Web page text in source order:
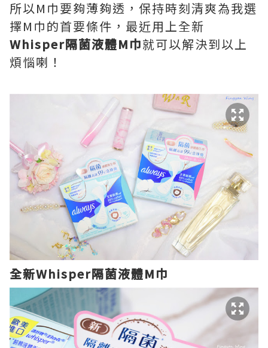
所以M巾要夠薄夠透，保持時刻清爽為我選
擇M巾的首要條件，最近用上全新
Whisper隔菌液體M巾就可以解決到以上
煩惱喇！
全新Whisper隔菌液體M巾